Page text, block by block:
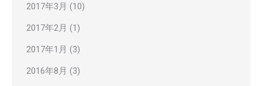
2017年3月 (10)
2017年2月 (1)
2017年1月 (3)
2016年8月 (3)